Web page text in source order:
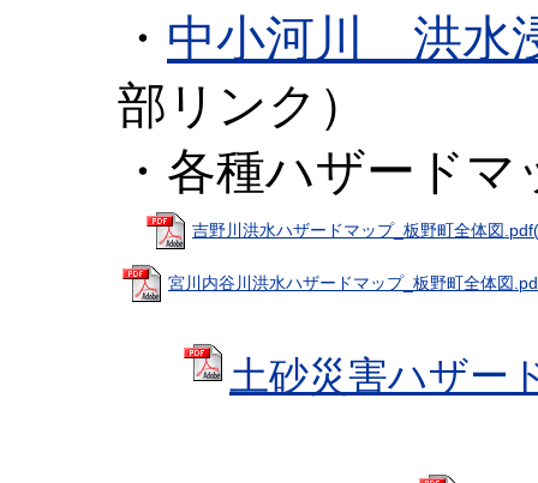
・ 中小河川 洪水
部リンク）
・各種ハザード
吉野川洪水ハザードマップ_板野町全体図
宮川内谷川洪水ハザードマップ_板野町全体図
土砂災害ハザー